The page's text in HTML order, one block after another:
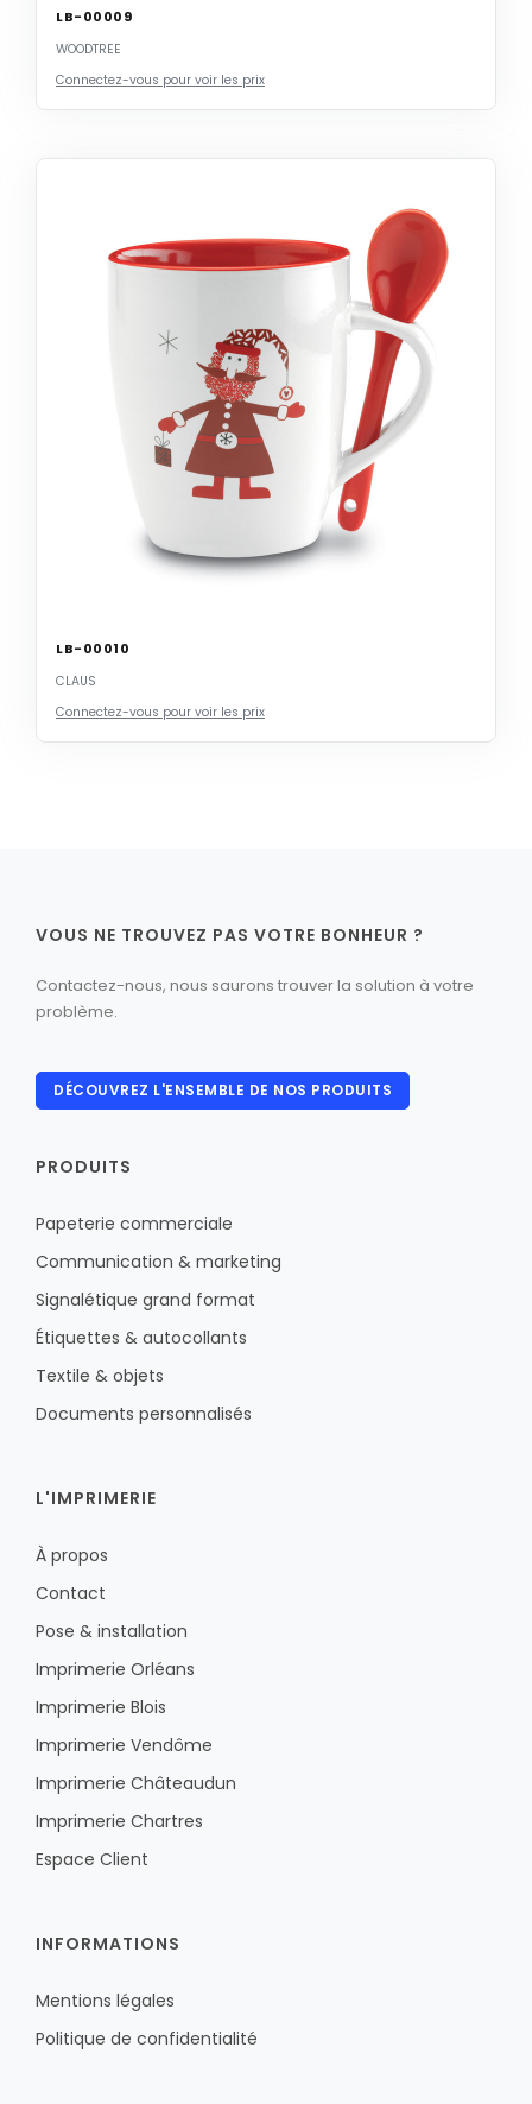
LB-00009
WOODTREE
Connectez-vous pour voir les prix
LB-00010
CLAUS
Connectez-vous pour voir les prix
VOUS NE TROUVEZ PAS VOTRE BONHEUR ?
Contactez-nous, nous saurons trouver la solution à votre
problème.
DÉCOUVREZ L'ENSEMBLE DE NOS PRODUITS
PRODUITS
Papeterie commerciale
Communication & marketing
Signalétique grand format
Étiquettes & autocollants
Textile & objets
Documents personnalisés
L'IMPRIMERIE
À propos
Contact
Pose & installation
Imprimerie Orléans
Imprimerie Blois
Imprimerie Vendôme
Imprimerie Châteaudun
Imprimerie Chartres
Espace Client
INFORMATIONS
Mentions légales
Politique de confidentialité